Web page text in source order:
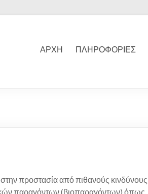
ΑΡΧΗ ΠΛΗΡΟΦΟΡΙΕΣ
προστασία από πιθανούς κινδύνους
παραγόντων (βιοπαραγόντων) όπως